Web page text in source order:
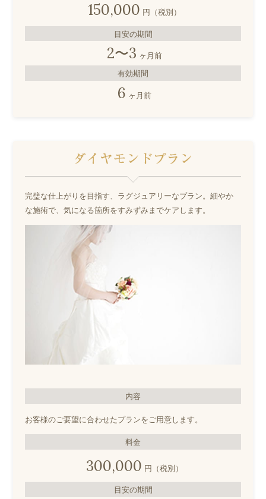
150,000 円（税別）
目安の期間
2〜3 ヶ月前
有効期間
6 ヶ月前
完璧な仕上がりを目指す、ラグジュアリーなプラン。細やか
な施術で、気になる箇所をすみずみまでケアします。
内容
お客様のご要望に合わせたプランをご用意します。
料金
300,000 円（税別）
目安の期間